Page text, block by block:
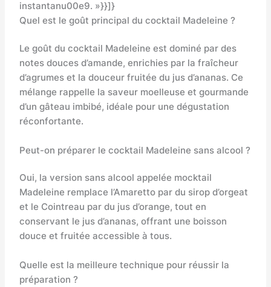
instantanu00e9. »}}]}
Quel est le goût principal du cocktail Madeleine ?
Le goût du cocktail Madeleine est dominé par des
notes douces d’amande, enrichies par la fraîcheur
d’agrumes et la douceur fruitée du jus d’ananas. Ce
mélange rappelle la saveur moelleuse et gourmande
d’un gâteau imbibé, idéale pour une dégustation
réconfortante.
Peut-on préparer le cocktail Madeleine sans alcool ?
Oui, la version sans alcool appelée mocktail
Madeleine remplace l’Amaretto par du sirop d’orgeat
et le Cointreau par du jus d’orange, tout en
conservant le jus d’ananas, offrant une boisson
douce et fruitée accessible à tous.
Quelle est la meilleure technique pour réussir la
préparation ?